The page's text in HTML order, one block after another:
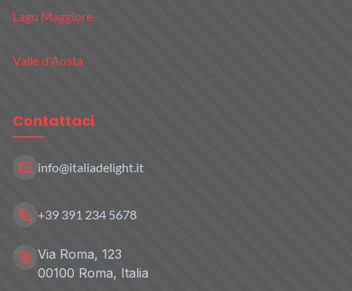
Lago Maggiore
Valle d'Aosta
Contattaci
info@italiadelight.it
+39 391 234 5678
Via Roma, 123
00100 Roma, Italia